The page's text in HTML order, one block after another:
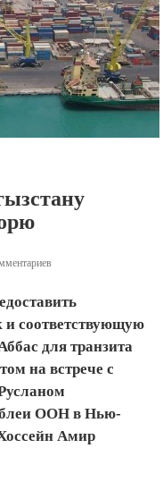
и соответствующую
для транзита
на встрече с
ООН в Нью-
Амир